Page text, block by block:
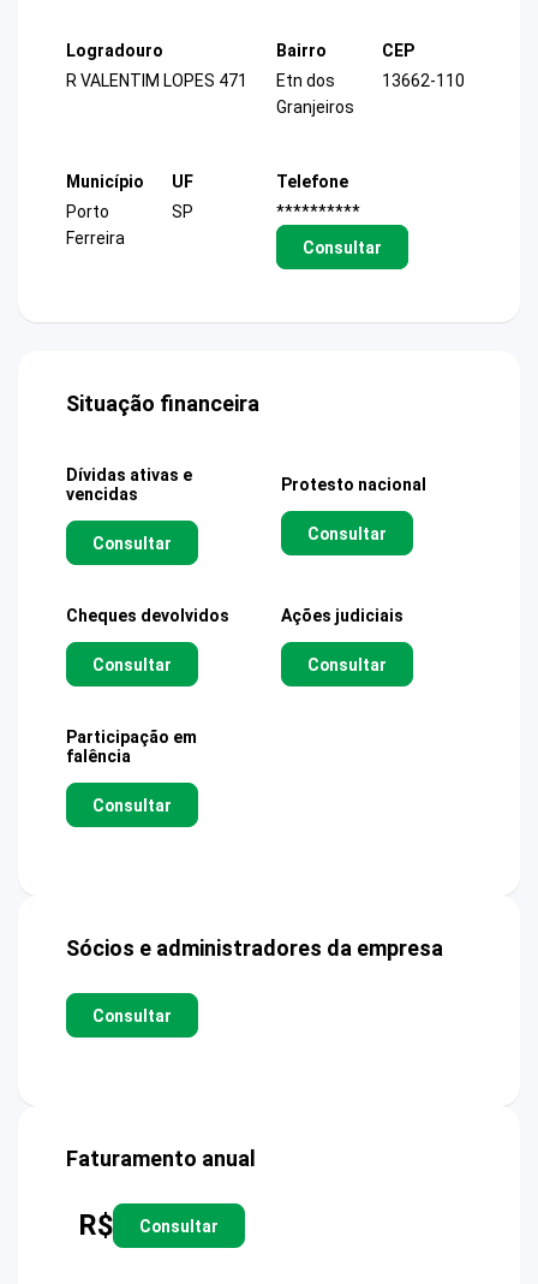
Logradouro
R VALENTIM LOPES 471
Bairro
Etn dos
Granjeiros
CEP
13662-110
Município
Porto
Ferreira
UF
SP
Telefone
**********
Consultar
Situação financeira
Dívidas ativas e
vencidas
Consultar
Protesto nacional
Consultar
Cheques devolvidos
Consultar
Ações judiciais
Consultar
Participação em
falência
Consultar
Sócios e administradores da empresa
Consultar
Faturamento anual
R$ Consultar